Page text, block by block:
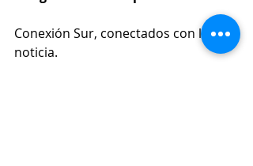
Conexión Sur, conectados con la
noticia.